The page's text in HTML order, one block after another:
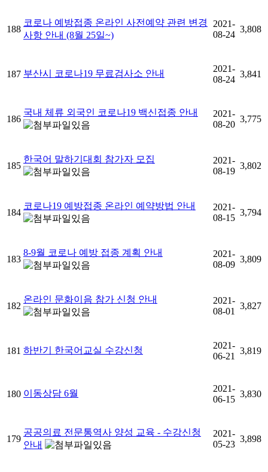
188
코로나 예방접종 온라인 사전예약 관련 변경
사항 안내 (8월 25일~)
2021-
08-24
3,808
187 부산시 코로나19 무료검사소 안내
2021-
08-24
3,841
186
국내 체류 외국인 코로나19 백신접종 안내
2021-
08-20
3,775
185
한국어 말하기대회 참가자 모집
2021-
08-19
3,802
184
코로나19 예방접종 온라인 예약방법 안내
2021-
08-15
3,794
183
8-9월 코로나 예방 접종 계획 안내
2021-
08-09
3,809
182
온라인 문화이음 참가 신청 안내
2021-
08-01
3,827
181 하반기 한국어교실 수강신청
2021-
06-21
3,819
180 이동상담 6월
2021-
06-15
3,830
179
공공의료 전문통역사 양성 교육 - 수강신청
안내
2021-
05-23
3,898